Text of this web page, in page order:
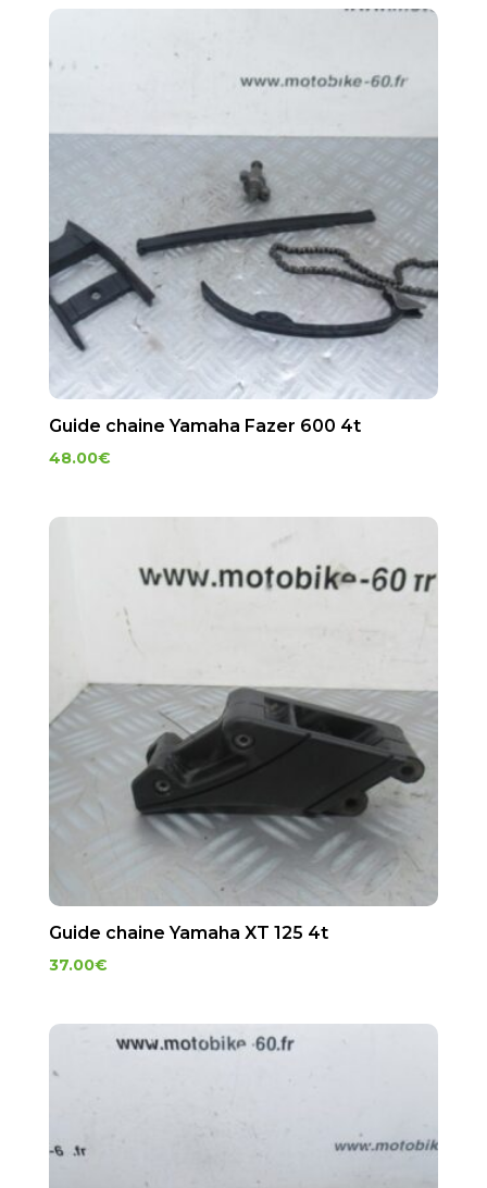
Guide chaine Yamaha Fazer 600 4t
48.00€
Guide chaine Yamaha XT 125 4t
37.00€